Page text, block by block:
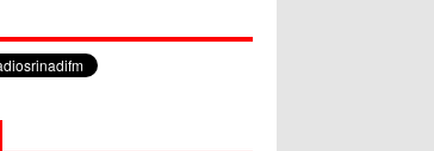
World Marketing Forum 2022:
Sustainability dan Kemanusiaan